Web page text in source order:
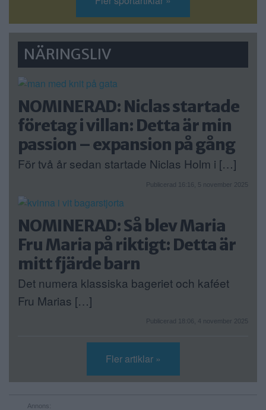
NÄRINGSLIV
NOMINERAD: Niclas startade
företag i villan: Detta är min
passion – expansion på gång
För två år sedan startade Niclas Holm i […]
Publicerad 16:16, 5 november 2025
NOMINERAD: Så blev Maria
Fru Maria på riktigt: Detta är
mitt fjärde barn
Det numera klassiska bageriet och kaféet
Fru Marias […]
Publicerad 18:06, 4 november 2025
Fler artiklar »
Annons: